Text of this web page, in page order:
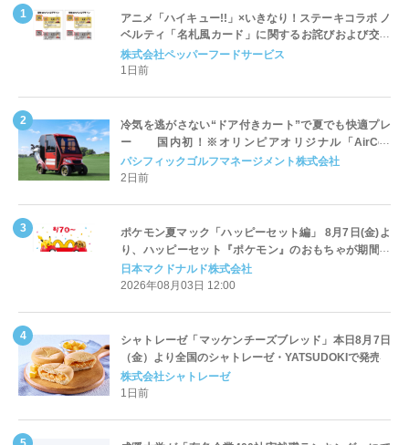
アニメ「ハイキュー!!」×いきなり！ステーキコラボ ノ
ベルティ「名札風カード」に関するお詫びおよび交換
対応についてのご案内
株式会社ペッパーフードサービス
1日前
冷気を逃がさない“ドア付きカート”で夏でも快適プレ
ー 国内初！※オリンピアオリジナル「AirCon
Cart（エアコンカート）」導入 | ＰＧＭ
パシフィックゴルフマネージメント株式会社
2日前
ポケモン夏マック「ハッピーセット編」 8月7日(金)よ
り、ハッピーセット『ポケモン』のおもちゃが期間限
定登場
日本マクドナルド株式会社
2026年08月03日 12:00
シャトレーゼ「マッケンチーズブレッド」本日8月7日
（金）より全国のシャトレーゼ・YATSUDOKIで発売
株式会社シャトレーゼ
1日前